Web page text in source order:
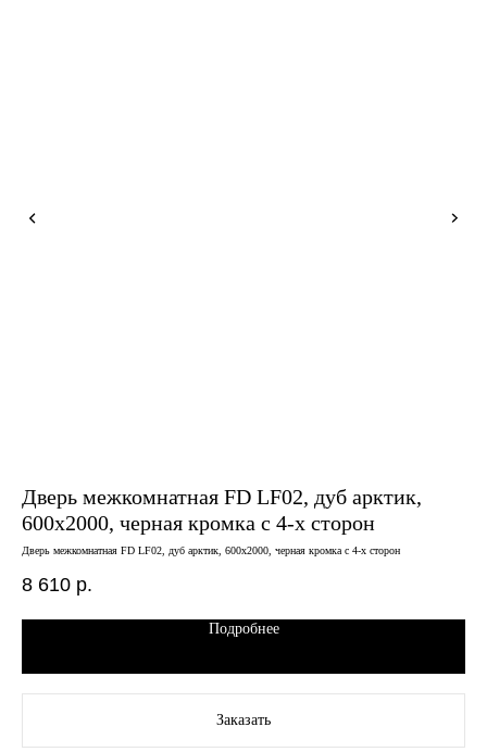
Дверь межкомнатная FD LF02, дуб арктик,
600х2000, черная кромка с 4-х сторон
Дверь межкомнатная FD LF02, дуб арктик, 600х2000, черная кромка с 4-х сторон
8 610 р.
Подробнее
Заказать